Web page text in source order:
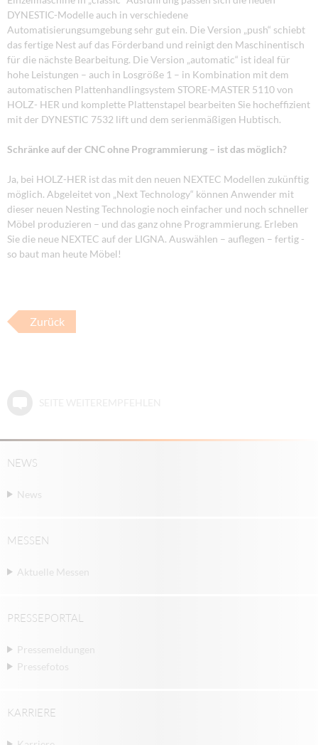
DYNESTIC-Modelle auch in verschiedene
Automatisierungsumgebung sehr gut ein. Die Version „push“ schiebt
das fertige Nest auf das Förderband und reinigt den Maschinentisch
für die nächste Bearbeitung. Die Version „automatic“ ist ideal für
hohe Leistungen – auch in Losgröße 1 – in Kombination mit dem
automatischen Plattenhandlingsystem STORE-MASTER 5110 von
HOLZ- HER und komplette Plattenstapel bearbeiten Sie hocheffizient
mit der DYNESTIC 7532 lift und dem serienmäßigen Hubtisch.
Schränke auf der CNC ohne Programmierung – ist das möglich?
Ja, bei HOLZ-HER ist das mit den neuen NEXTEC Modellen zukünftig
möglich. Abgeleitet von „Next Technology“ können Anwender mit
dieser neuen Nesting Technologie noch einfacher und noch schneller
Möbel produzieren – und das ganz ohne Programmierung. Erleben
Sie die neue NEXTEC auf der LIGNA. Auswählen – auflegen – fertig -
so baut man heute Möbel!
Zurück
NEWS
News
MESSEN
Aktuelle Messen
PRESSEPORTAL
Pressemeldungen
Pressefotos
KARRIERE